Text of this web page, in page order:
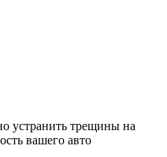
устранить трещины на
вашего авто